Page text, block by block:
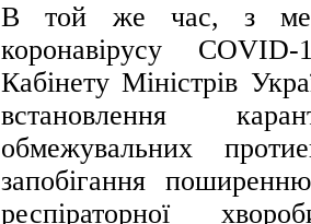
В той же час, з
коронавірусу
Кабінету Міністрів
встановлення
обмежувальних
запобігання
респіраторної